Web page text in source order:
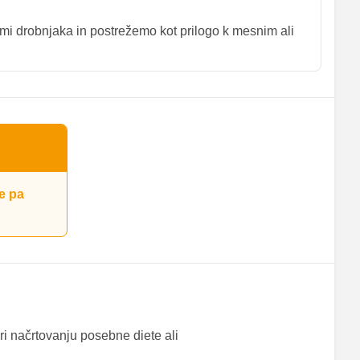
drobnjaka in postrežemo kot prilogo k mesnim ali
pa
načrtovanju posebne diete ali